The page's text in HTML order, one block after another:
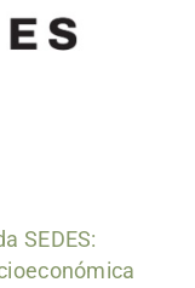
SEDES: